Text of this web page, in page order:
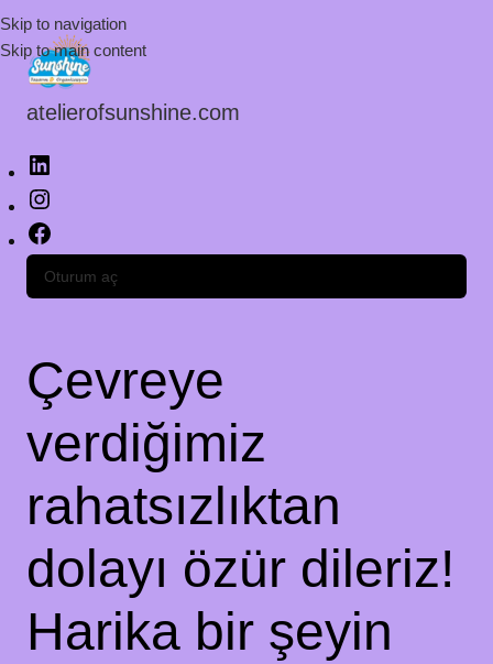
Skip to navigation
Skip to main content
atelierofsunshine.com
Oturum aç
Çevreye
verdiğimiz
rahatsızlıktan
dolayı özür dileriz!
Harika bir şeyin